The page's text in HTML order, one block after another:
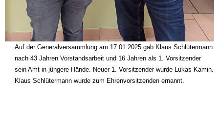
Auf der Generalversammlung am 17.01.2025 gab Klaus Schlütermann
nach 43 Jahren Vorstandsarbeit und 16 Jahren als 1. Vorsitzender
sein Amt in jüngere Hände. Neuer 1. Vorsitzender wurde Lukas Kamin.
Klaus Schlütermann wurde zum Ehrenvorsitzenden ernannt.